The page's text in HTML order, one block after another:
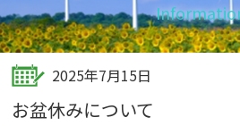
2025年7月15日
お盆休みについて